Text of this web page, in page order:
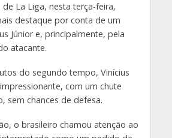
de La Liga, nesta terça-feira,
destaque por conta de um
Júnior e, principalmente, pela
atacante.
do segundo tempo, Vinícius
com um chute
sem chances de defesa.
o brasileiro chamou atenção ao